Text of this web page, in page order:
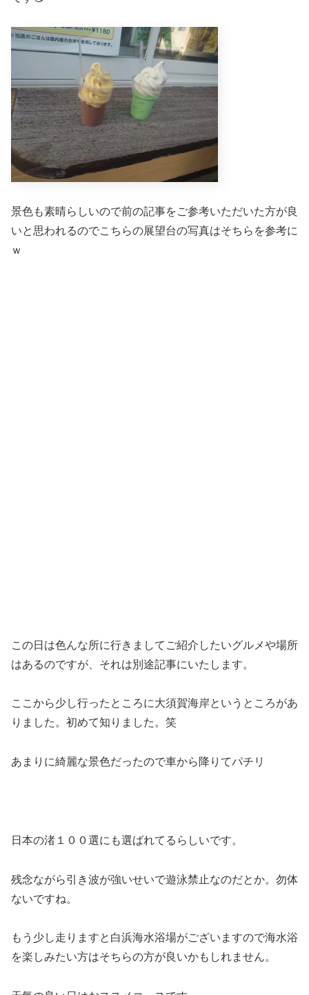
景色も素晴らしいので前の記事をご参考いただいた方が良
いと思われるのでこちらの展望台の写真はそちらを参考に
ｗ
この日は色んな所に行きましてご紹介したいグルメや場所
はあるのですが、それは別途記事にいたします。
ここから少し行ったところに大須賀海岸というところがあ
りました。初めて知りました。笑
あまりに綺麗な景色だったので車から降りてパチリ
日本の渚１００選にも選ばれてるらしいです。
残念ながら引き波が強いせいで遊泳禁止なのだとか。勿体
ないですね。
もう少し走りますと白浜海水浴場がございますので海水浴
を楽しみたい方はそちらの方が良いかもしれません。